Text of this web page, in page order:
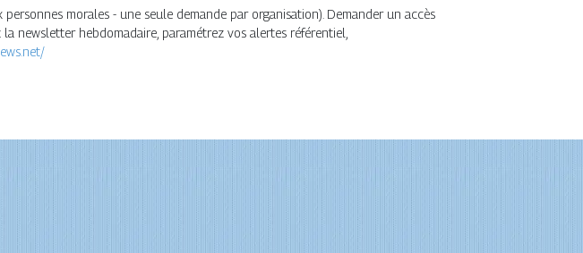
morales - une seule demande par organisation). Demander un accès
newsletter hebdomadaire, paramétrez vos alertes référentiel,